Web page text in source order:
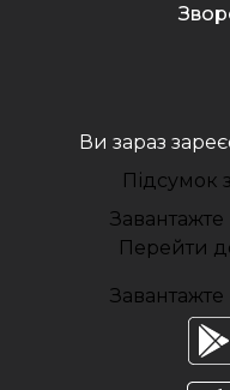
Ви зараз
Підсумок
Перейти